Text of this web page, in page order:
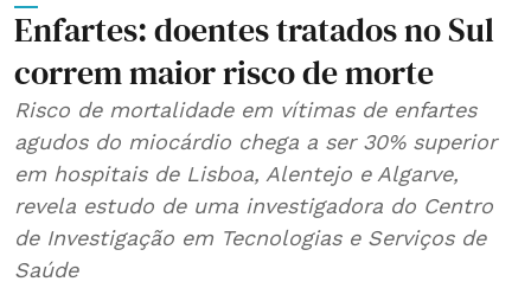
Enfartes: doentes tratados no Sul
correm maior risco de morte
Risco de mortalidade em vítimas de enfartes
agudos do miocárdio chega a ser 30% superior
em hospitais de Lisboa, Alentejo e Algarve,
revela estudo de uma investigadora do Centro
de Investigação em Tecnologias e Serviços de
Saúde